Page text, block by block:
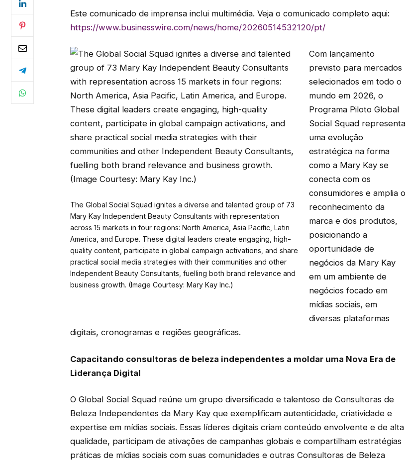
Este comunicado de imprensa inclui multimédia. Veja o comunicado completo aqui:
https://www.businesswire.com/news/home/20260514532120/pt/
The Global Social Squad ignites a diverse and talented group of 73
Mary Kay Independent Beauty Consultants with representation
across 15 markets in four regions: North America, Asia Pacific, Latin
America, and Europe. These digital leaders create engaging, high-
quality content, participate in global campaign activations, and share
practical social media strategies with their communities and other
Independent Beauty Consultants, fuelling both brand relevance and
business growth. (Image Courtesy: Mary Kay Inc.)
Com lançamento
previsto para mercados
selecionados em todo o
mundo em 2026, o
Programa Piloto Global
Social Squad representa
uma evolução
estratégica na forma
como a Mary Kay se
conecta com os
consumidores e amplia o
reconhecimento da
marca e dos produtos,
posicionando a
oportunidade de
negócios da Mary Kay
em um ambiente de
negócios focado em
mídias sociais, em
diversas plataformas
digitais, cronogramas e regiões geográficas.
Capacitando consultoras de beleza independentes a moldar uma Nova Era de
Liderança Digital
O Global Social Squad reúne um grupo diversificado e talentoso de Consultoras de
Beleza Independentes da Mary Kay que exemplificam autenticidade, criatividade e
expertise em mídias sociais. Essas líderes digitais criam conteúdo envolvente e de alta
qualidade, participam de ativações de campanhas globais e compartilham estratégias
práticas de mídias sociais com suas comunidades e outras Consultoras de Beleza